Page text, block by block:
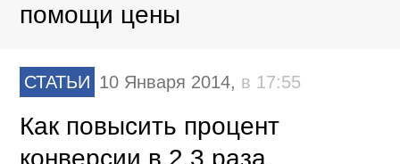
помощи цены
СТАТЬИ 10 Января 2014, в 17:55
Как повысить процент
конверсии в 2,3 раза